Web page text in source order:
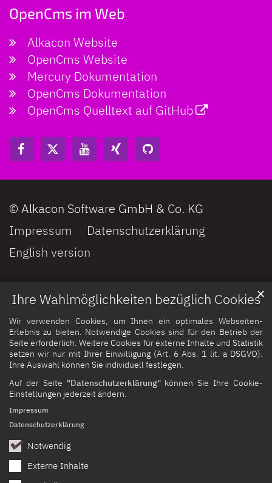
Ihre Wahlmöglichkeiten bezüglich Cookies
Wir verwenden Cookies, um Ihnen ein optimales Webseiten-
Erlebnis zu bieten. Notwendige Cookies sind für den Betrieb der
Seite erforderlich. Weitere Cookies für externe Inhalte und Statistik
setzen wir nur mit Ihrer Einwilligung (Art. 6 Abs. 1 lit. a DSGVO).
Ihre Auswahl können Sie individuell festlegen.
Auf der Seite "Datenschutzerklärung"können Sie Ihre Cookie-
Einstellungen jederzeit ändern.
Notwendig
Externe Inhalte
✕
Impressum
Datenschutzerklärung
OpenCms im Web
Alkacon Website
OpenCms Website
Mercury Dokumentation
OpenCms Dokumentation
OpenCms Quelltext auf GitHub
© Alkacon Software GmbH & Co. KG
Impressum
Datenschutzerklärung
English version